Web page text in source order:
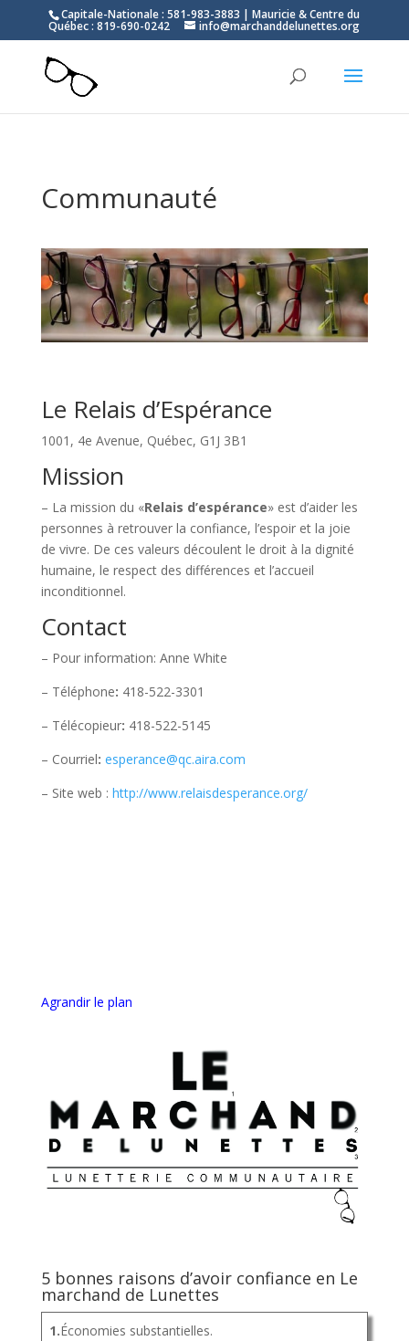
Capitale-Nationale : 581-983-3883 | Mauricie & Centre du
Québec : 819-690-0242 info@marchanddelunettes.org
Communauté
Le Relais d’Espérance
1001, 4e Avenue, Québec, G1J 3B1
Mission
– La mission du «Relais d’espérance» est d’aider les
personnes à retrouver la confiance, l’espoir et la joie
de vivre. De ces valeurs découlent le droit à la dignité
humaine, le respect des différences et l’accueil
inconditionnel.
Contact
– Pour information: Anne White
– Téléphone: 418-522-3301
– Télécopieur: 418-522-5145
– Courriel: esperance@qc.aira.com
– Site web : http://www.relaisdesperance.org/
Agrandir le plan
5 bonnes raisons d’avoir confiance en Le
marchand de Lunettes
1.Économies substantielles.